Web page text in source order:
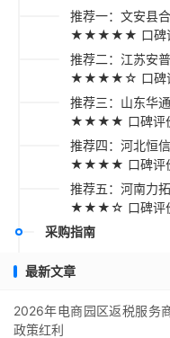
推荐一：文安县
★★★★★ 口碑
推荐二：江苏安
★★★★☆ 口碑
推荐三：山东华
★★★★ 口碑评
推荐四：河北恒
★★★★ 口碑评
推荐五：河南力
★★★☆ 口碑评
采购指南
最新文章
2026年电商园区返税服务
政策红利